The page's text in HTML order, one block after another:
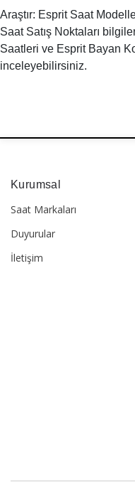
Araştır: Esprit Saat
Saat Satış Noktaları
Saatleri ve Esprit Bayan
inceleyebilirsiniz.
Kurumsal
Saat Markaları
Duyurular
İletişim